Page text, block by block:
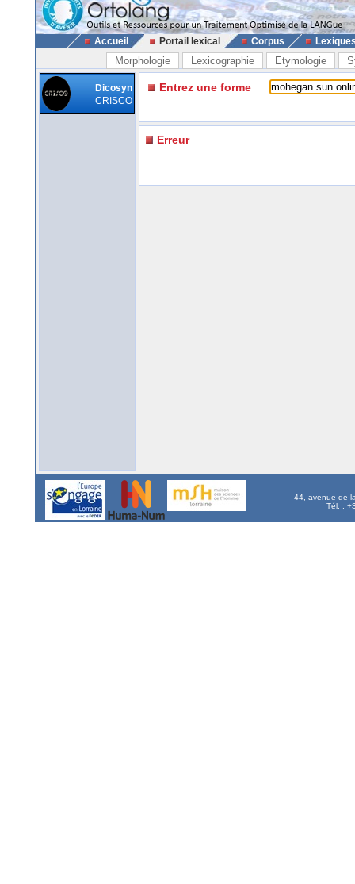
Accueil Portail lexical Corpus
Morphologie Lexicographie Etymologie
Dicosyn
CRISCO
Entrez une forme
Erreur
44, avenue de
Tél. :